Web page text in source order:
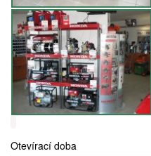
Otevírací doba